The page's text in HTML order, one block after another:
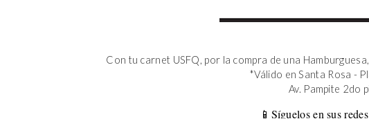
Con tu carnet USFQ, por la compra de una
*Válido en Santa Rosa -
Av. Pampite 2do
📱Síguelos en sus